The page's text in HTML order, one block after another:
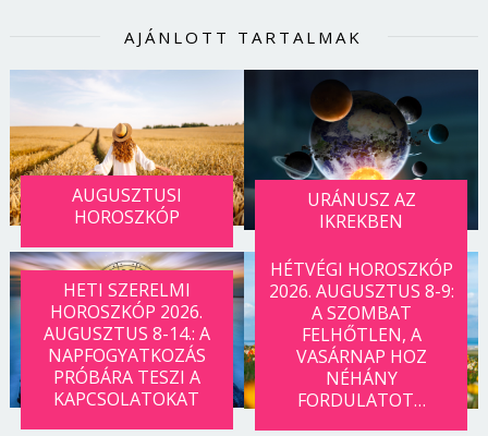
AJÁNLOTT TARTALMAK
AUGUSZTUSI
HOROSZKÓP
URÁNUSZ AZ
IKREKBEN
HETI SZERELMI
HOROSZKÓP 2026.
AUGUSZTUS 8-14.: A
NAPFOGYATKOZÁS
PRÓBÁRA TESZI A
KAPCSOLATOKAT
HÉTVÉGI HOROSZKÓP
2026. AUGUSZTUS 8-9:
A SZOMBAT
FELHŐTLEN, A
VASÁRNAP HOZ
NÉHÁNY
FORDULATOT…